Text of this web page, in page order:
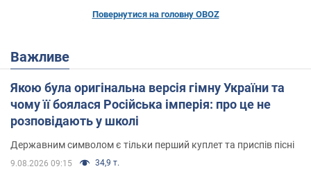
Повернутися на головну OBOZ
Важливе
Якою була оригінальна версія гімну України та
чому її боялася Російська імперія: про це не
розповідають у школі
Державним символом є тільки перший куплет та приспів пісні
9.08.2026 09:15 34,9 т.